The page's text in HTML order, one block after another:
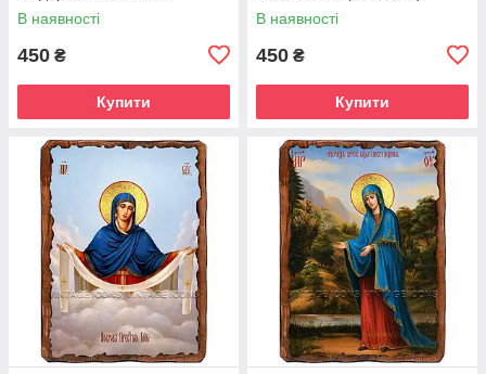
(П-4552-1)
В наявності
450 ₴
Купити
В наявності
450 ₴
Купити